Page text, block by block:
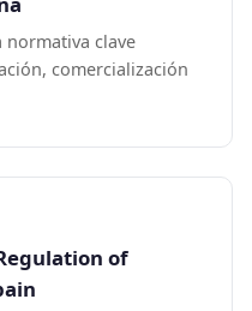
normativa clave
comercialización
of